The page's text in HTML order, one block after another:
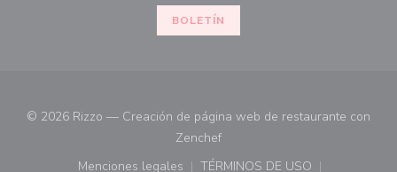
BOLETÍN
© 2026 Rizzo — Creación de página web de restaurante con
Zenchef((abre en una nueva ventana))
Menciones legales
TÉRMINOS DE USO